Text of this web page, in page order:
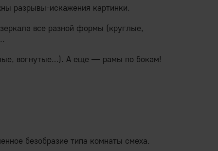
разрывы-искажения картинки.
все разной формы (круглые,
вогнутые…). А еще — рамы по бокам!
безобразие типа комнаты смеха.